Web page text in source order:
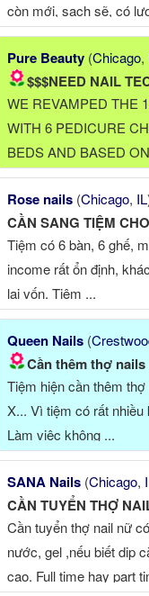
còn mới, sạch sẽ, có
Pure Beauty (Chicago,
$$$NEED NAIL
WE REVAMPED THE
WITH 6 PEDICURE
BEDS AND BASED
WANT TO ADD 1
2 YEARS) NAIL
SCHEDULE IS
AND OUR BUSINESS
Rose nails (Chicago, IL
CẦN SANG TIỆM
Tiệm có 6 bàn, 6 ghế,
income rất ổn định,
lại vốn. Tiệm ...
Queen Nails (
Cần thêm thợ
Tiệm hiện cần thêm
X... Vì tiệm có rất
Làm việc không ...
SANA Nails (Chicago,
CẦN TUYỂN THỢ
Cần tuyển thợ nail nữ
nước, gel ,nếu biết dip
cao. Full time hay part